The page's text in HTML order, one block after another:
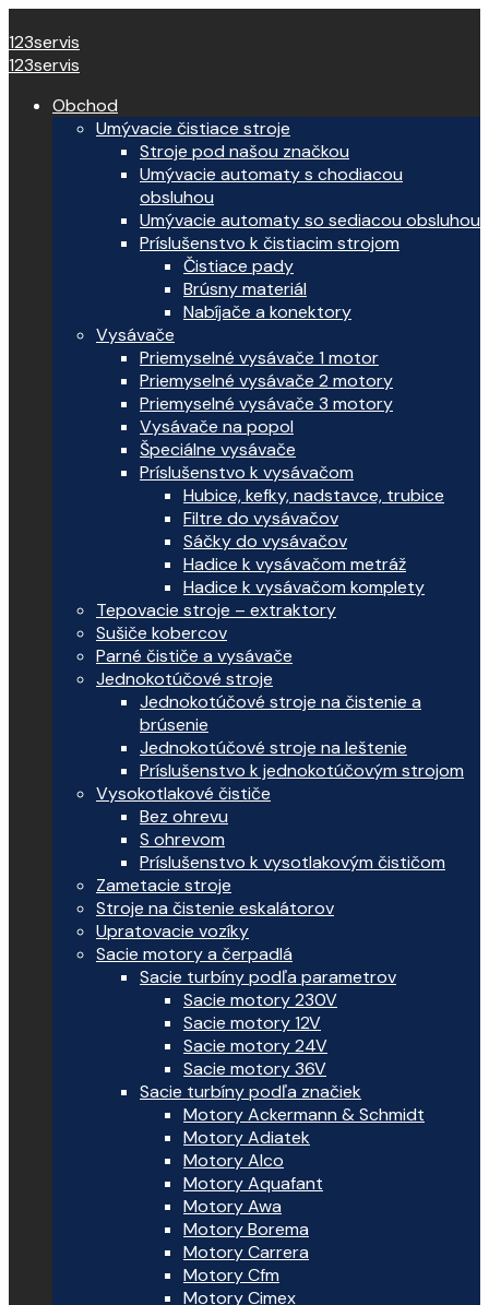
123servis
123servis
Obchod
Umývacie čistiace stroje
Stroje pod našou značkou
Umývacie automaty s chodiacou
obsluhou
Umývacie automaty so sediacou obsluhou
Príslušenstvo k čistiacim strojom
Čistiace pady
Brúsny materiál
Nabíjače a konektory
Vysávače
Priemyselné vysávače 1 motor
Priemyselné vysávače 2 motory
Priemyselné vysávače 3 motory
Vysávače na popol
Špeciálne vysávače
Príslušenstvo k vysávačom
Hubice, kefky, nadstavce, trubice
Filtre do vysávačov
Sáčky do vysávačov
Hadice k vysávačom metráž
Hadice k vysávačom komplety
Tepovacie stroje – extraktory
Sušiče kobercov
Parné čističe a vysávače
Jednokotúčové stroje
Jednokotúčové stroje na čistenie a
brúsenie
Jednokotúčové stroje na leštenie
Príslušenstvo k jednokotúčovým strojom
Vysokotlakové čističe
Bez ohrevu
S ohrevom
Príslušenstvo k vysotlakovým čističom
Zametacie stroje
Stroje na čistenie eskalátorov
Upratovacie vozíky
Sacie motory a čerpadlá
Sacie turbíny podľa parametrov
Sacie motory 230V
Sacie motory 12V
Sacie motory 24V
Sacie motory 36V
Sacie turbíny podľa značiek
Motory Ackermann & Schmidt
Motory Adiatek
Motory Alco
Motory Aquafant
Motory Awa
Motory Borema
Motory Carrera
Motory Cfm
Motory Cimex